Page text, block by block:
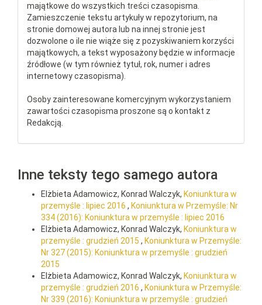
majątkowe do wszystkich treści czasopisma.
Zamieszczenie tekstu artykuły w repozytorium, na
stronie domowej autora lub na innej stronie jest
dozwolone o ile nie wiąże się z pozyskiwaniem korzyści
majątkowych, a tekst wyposażony będzie w informacje
źródłowe (w tym również tytuł, rok, numer i adres
internetowy czasopisma).
Osoby zainteresowane komercyjnym wykorzystaniem
zawartości czasopisma proszone są o kontakt z
Redakcją.
Inne teksty tego samego autora
Elżbieta Adamowicz, Konrad Walczyk, Koniunktura w
przemyśle : lipiec 2016 , Koniunktura w Przemyśle: Nr
334 (2016): Koniunktura w przemyśle : lipiec 2016
Elżbieta Adamowicz, Konrad Walczyk, Koniunktura w
przemyśle : grudzień 2015 , Koniunktura w Przemyśle:
Nr 327 (2015): Koniunktura w przemyśle : grudzień
2015
Elżbieta Adamowicz, Konrad Walczyk, Koniunktura w
przemyśle : grudzień 2016 , Koniunktura w Przemyśle:
Nr 339 (2016): Koniunktura w przemyśle : grudzień